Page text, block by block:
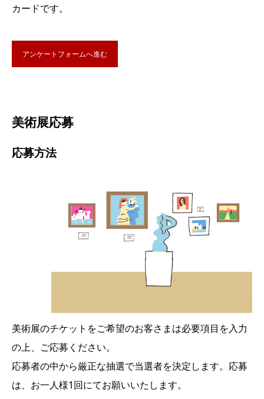
カードです。
アンケートフォームへ進む
美術展応募
応募方法
美術展のチケットをご希望のお客さまは必要項目を入力
の上、ご応募ください。
応募者の中から厳正な抽選で当選者を決定します。応募
は、お一人様1回にてお願いいたします。